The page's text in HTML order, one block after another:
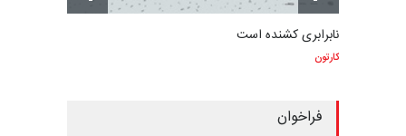
نابرابری کشنده است
کارتون
فراخوان